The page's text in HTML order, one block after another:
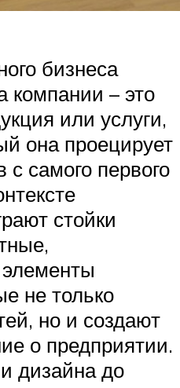
бизнеса
компании – это
или услуги,
она проецирует
с самого первого
стойки
не только
но и создают
о предприятии.
дизайна до